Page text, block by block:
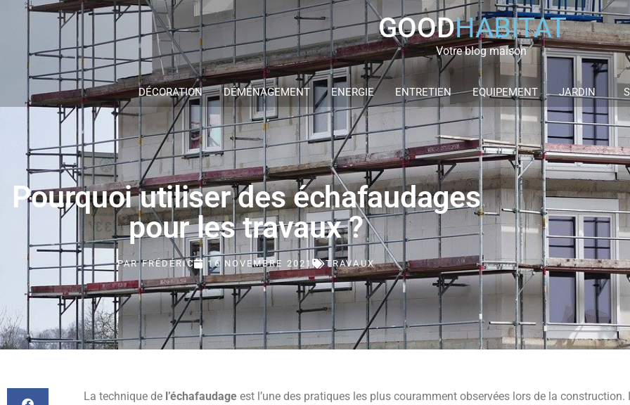
GOODHABITAT
Votre blog maison
DÉCORATION DÉMÉNAGEMENT ENERGIE ENTRETIEN EQUIPEMENT JARDIN
Pourquoi utiliser des échafaudages
pour les travaux ?
PARFRÉDÉRIC 16 NOVEMBRE 2021 TRAVAUX
La technique de l’échafaudageest l’une des pratiques les plus couramment observées lors de la construction.